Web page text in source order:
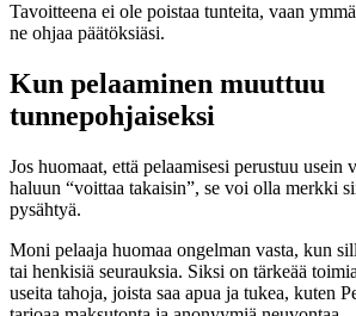
Tavoitteena ei ole poistaa tunteita, vaan
ne ohjaa päätöksiäsi.
Kun pelaaminen muuttuu
tunnepohjaiseksi
Jos huomaat, että pelaamisesi perustuu usein
haluun “voittaa takaisin”, se voi olla merkki
pysähtyä.
Moni pelaaja huomaa ongelman vasta, kun
tai henkisiä seurauksia. Siksi on tärkeää
useita tahoja, joista saa apua ja tukea, kuten